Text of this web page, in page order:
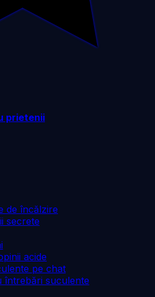
prietenii
de încălzire
secrete
acide
pe chat
întrebări suculente